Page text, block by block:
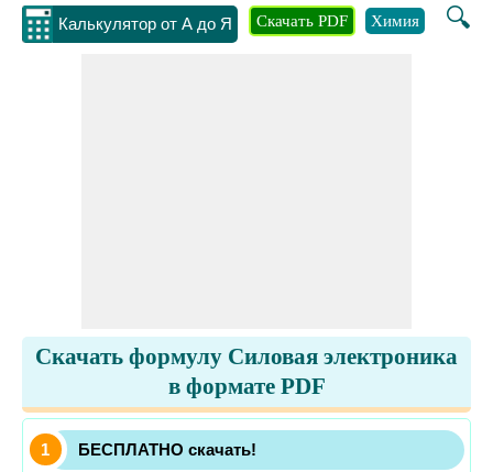
Калькулятор от А до Я 🔍
Скачать PDF Химия
Скачать формулу Силовая электроника
в формате PDF
БЕСПЛАТНО скачать!